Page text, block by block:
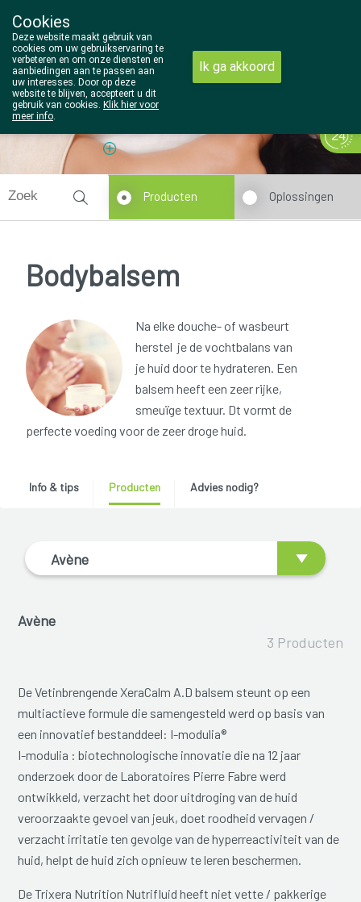
014/810298
Vandaag
Producten Oplossingen
Bodybalsem
Na elke douche- of wasbeurt
herstel je de vochtbalans van
je huid door te hydrateren. Een
balsem heeft een zeer rijke,
smeuïge textuur. Dt vormt de
perfecte voeding voor de zeer droge huid.
Info & tips Producten Advies nodig?
Avène
Avène
3 Producten
De Vetinbrengende XeraCalm A.D balsem steunt op een
multiactieve formule die samengesteld werd op basis van
een innovatief bestanddeel: I-modulia®
I-modulia : biotechnologische innovatie die na 12 jaar
onderzoek door de Laboratoires Pierre Fabre werd
ontwikkeld, verzacht het door uitdroging van de huid
veroorzaakte gevoel van jeuk, doet roodheid vervagen /
verzacht irritatie ten gevolge van de hyperreactiviteit van de
huid, helpt de huid zich opnieuw te leren beschermen.
De Trixera Nutrition Nutrifluid heeft niet vette / pakkerige
Cookies
Deze website maakt gebruik van
cookies om uw gebruikservaring te
verbeteren en om onze diensten en
aanbiedingen aan te passen aan
uw interesses. Door op deze
website te blijven, accepteert u dit
gebruik van cookies. Klik hier voor
meer info.
Ik ga akkoord